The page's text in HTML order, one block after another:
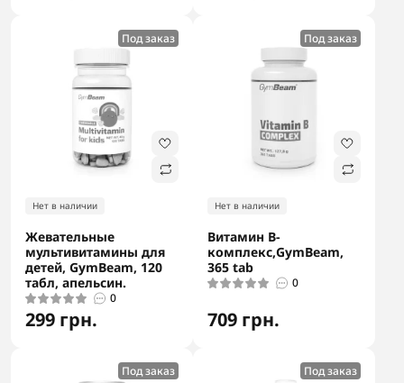
Под заказ
Нет в наличии
Жевательные
мультивитамины для
детей, GymBeam, 120
табл, апельсин.
0
299 грн.
Под заказ
Нет в наличии
Витамин В-
комплекс,GymBeam,
365 tab
0
709 грн.
Под заказ Под заказ